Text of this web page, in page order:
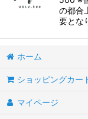
の都合
要とな
ホーム
ショッピングカー
マイページ